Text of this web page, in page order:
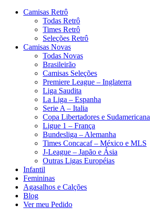
Camisas Retrô
Todas Retrô
Times Retrô
Seleções Retrô
Camisas Novas
Todas Novas
Brasileirão
Camisas Seleções
Premiere League – Inglaterra
Liga Saudita
La Liga – Espanha
Serie A – Italia
Copa Libertadores e Sudamericana
Ligue 1 – França
Bundesliga – Alemanha
Times Concacaf – México e MLS
J-League – Japão e Ásia
Outras Ligas Européias
Infantil
Femininas
Agasalhos e Calções
Blog
Ver meu Pedido